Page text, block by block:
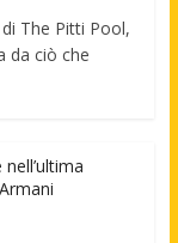
The Pitti Pool,
da ciò che